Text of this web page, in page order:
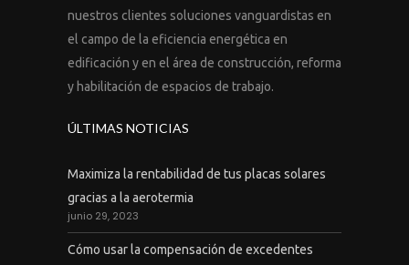
nuestros clientes soluciones vanguardistas en
el campo de la eficiencia energética en
edificación y en el área de construcción, reforma
y habilitación de espacios de trabajo.
ÚLTIMAS NOTICIAS
Maximiza la rentabilidad de tus placas solares
gracias a la aerotermia
junio 29, 2023
Cómo usar la compensación de excedentes